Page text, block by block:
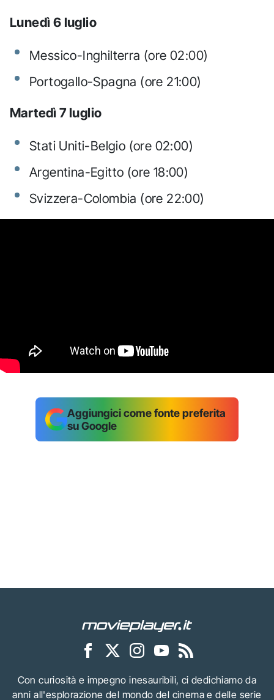
Lunedì 6 luglio
Messico-Inghilterra (ore 02:00)
Portogallo-Spagna (ore 21:00)
Martedì 7 luglio
Stati Uniti-Belgio (ore 02:00)
Argentina-Egitto (ore 18:00)
Svizzera-Colombia (ore 22:00)
Aggiungici come fonte preferita
su Google
Con curiosità e impegno inesauribili, ci dedichiamo da
anni all'esplorazione del mondo del cinema e delle serie